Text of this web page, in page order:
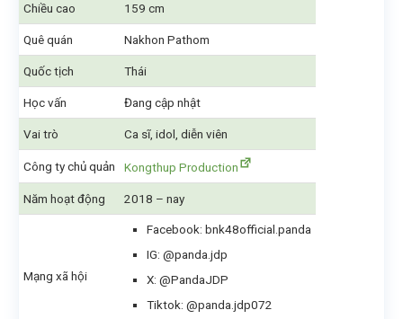
Chiều cao 159 cm
Quê quán Nakhon Pathom
Quốc tịch Thái
Học vấn Đang cập nhật
Vai trò Ca sĩ, idol, diễn viên
Công ty chủ quản Kongthup Production
Năm hoạt động 2018 – nay
Mạng xã hội
Facebook: bnk48official.panda
IG: @panda.jdp
X: @PandaJDP
Tiktok: @panda.jdp072